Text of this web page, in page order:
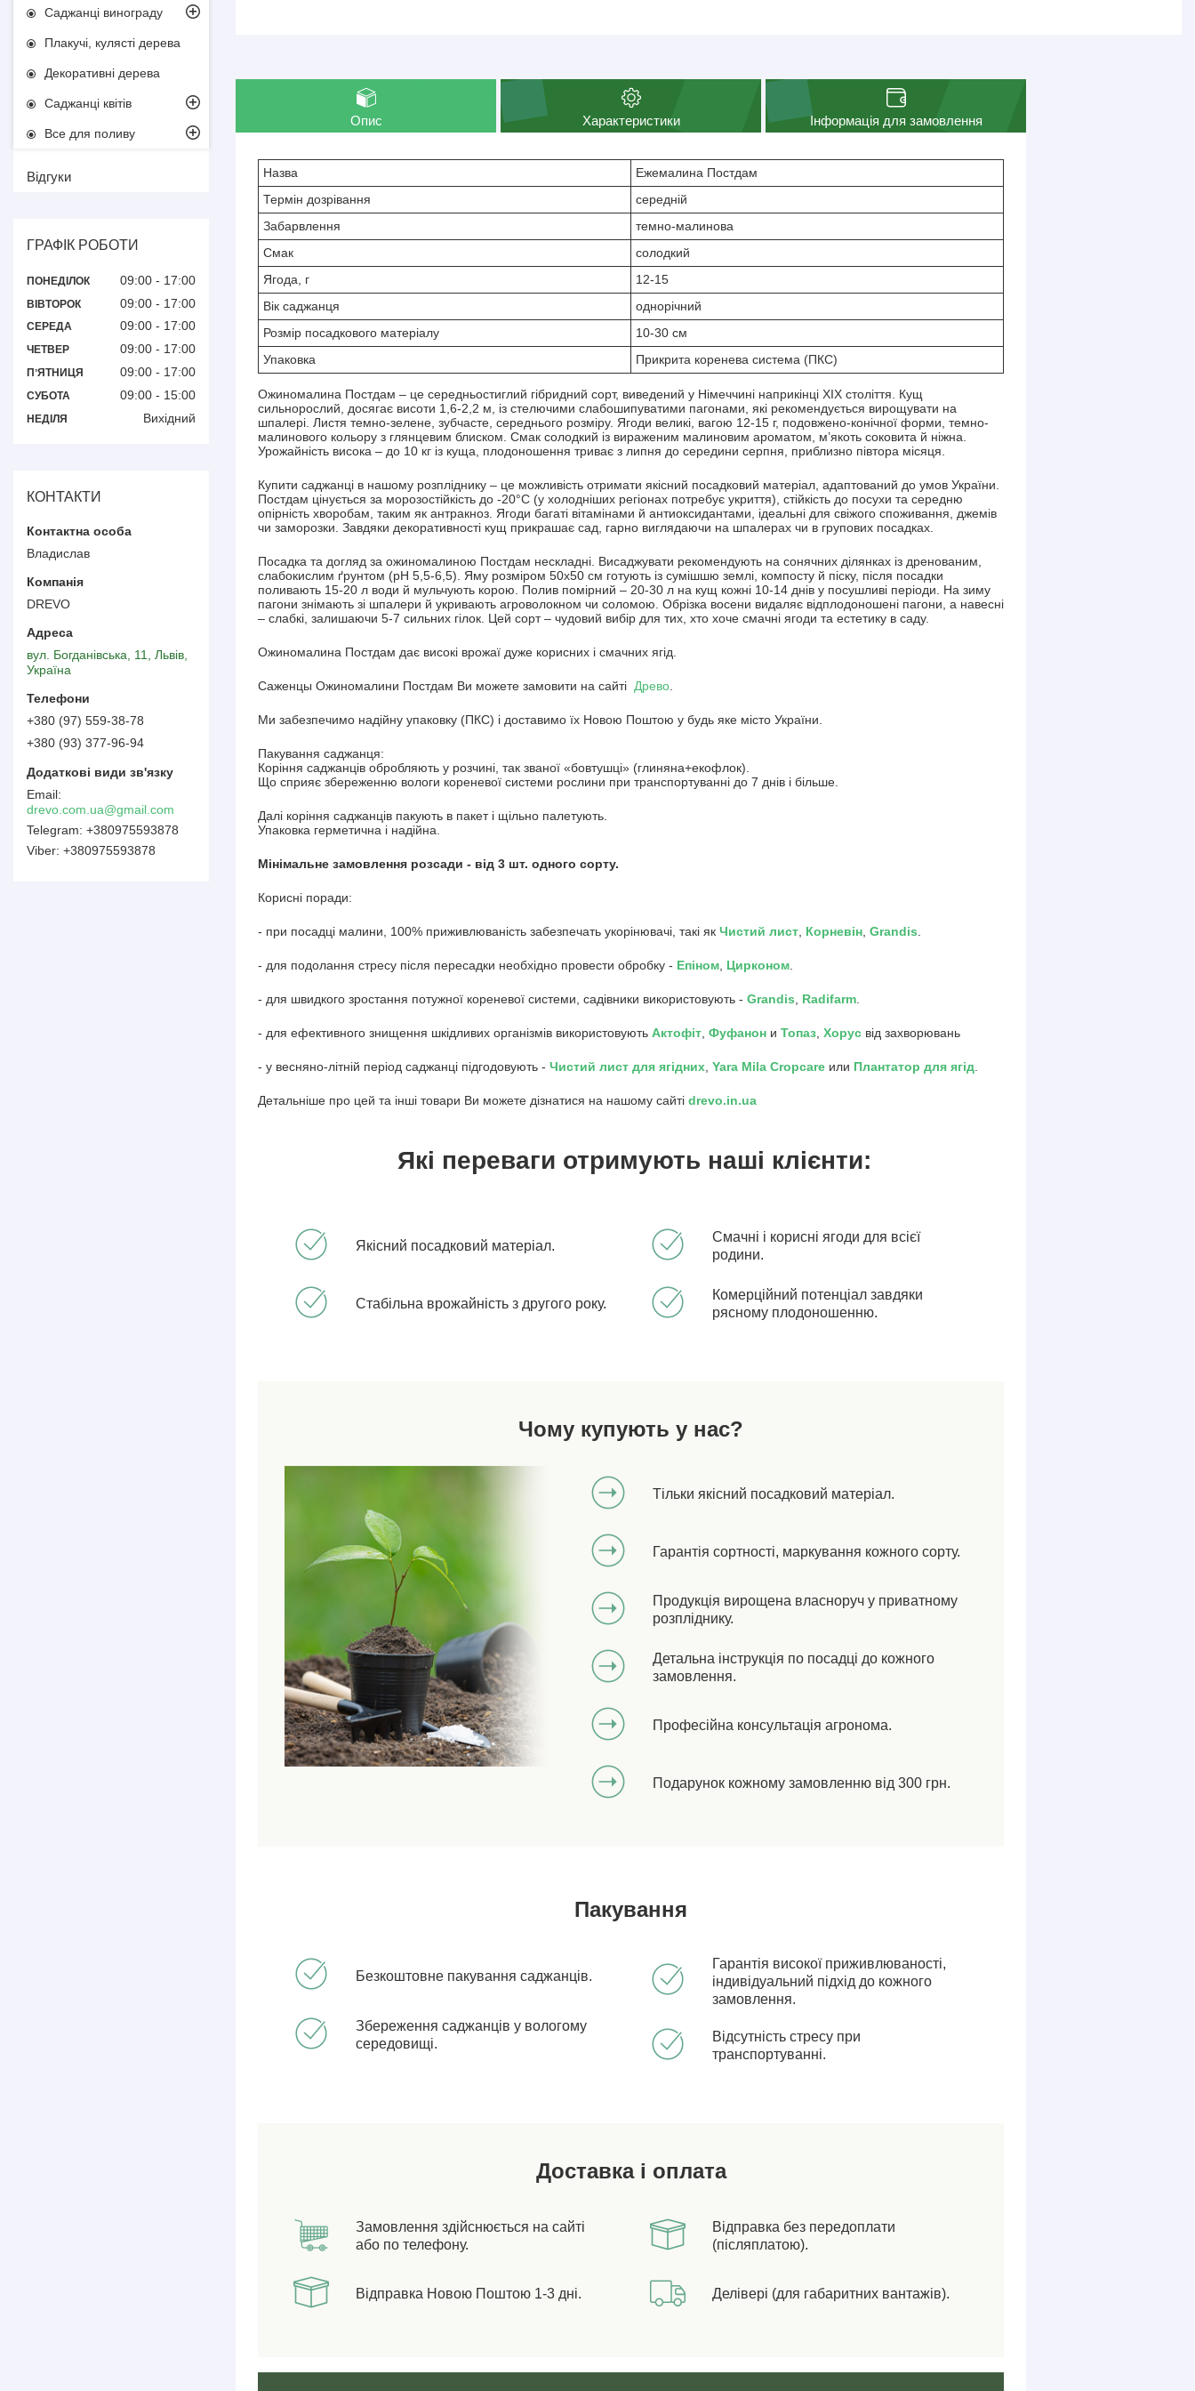
Опис Характеристики Інформація для замовлення
Назва
Ежемалина Постдам
Термін дозрівання
середній
Забарвлення
темно-малинова
Смак
солодкий
Ягода, г
12-15
Вік саджанця
однорічний
Розмір посадкового матеріалу
10-30 см
Упаковка
Прикрита коренева система (ПКС)
Ожиномалина Постдам – це середньостиглий гібридний сорт, виведений у Німеччині наприкінці XIX століття. Кущ
сильнорослий, досягає висоти 1,6-2,2 м, із стелючими слабошипуватими пагонами, які рекомендується вирощувати на
шпалері. Листя темно-зелене, зубчасте, середнього розміру. Ягоди великі, вагою 12-15 г, подовжено-конічної форми, темно-
малинового кольору з глянцевим блиском. Смак солодкий із вираженим малиновим ароматом, м’якоть соковита й ніжна.
Урожайність висока – до 10 кг із куща, плодоношення триває з липня до середини серпня, приблизно півтора місяця.
Купити саджанці в нашому розпліднику – це можливість отримати якісний посадковий матеріал, адаптований до умов України.
Постдам цінується за морозостійкість до -20°C (у холодніших регіонах потребує укриття), стійкість до посухи та середню
опірність хворобам, таким як антракноз. Ягоди багаті вітамінами й антиоксидантами, ідеальні для свіжого споживання, джемів
чи заморозки. Завдяки декоративності кущ прикрашає сад, гарно виглядаючи на шпалерах чи в групових посадках.
Посадка та догляд за ожиномалиною Постдам нескладні. Висаджувати рекомендують на сонячних ділянках із дренованим,
слабокислим ґрунтом (pH 5,5-6,5). Яму розміром 50х50 см готують із сумішшю землі, компосту й піску, після посадки
поливають 15-20 л води й мульчують корою. Полив помірний – 20-30 л на кущ кожні 10-14 днів у посушливі періоди. На зиму
пагони знімають зі шпалери й укривають агроволокном чи соломою. Обрізка восени видаляє відплодоношені пагони, а навесні
– слабкі, залишаючи 5-7 сильних гілок. Цей сорт – чудовий вибір для тих, хто хоче смачні ягоди та естетику в саду.
Ожиномалина Постдам дає високі врожаї дуже корисних і смачних ягід.
Саженцы Ожиномалини Постдам Ви можете замовити на сайті Древо.
Ми забезпечимо надійну упаковку (ПКС) і доставимо їх Новою Поштою у будь яке місто України.
Пакування саджанця:
Коріння саджанців обробляють у розчині, так званої «бовтушці» (глиняна+екофлок).
Що сприяє збереженню вологи кореневої системи рослини при транспортуванні до 7 днів і більше.
Далі коріння саджанців пакують в пакет і щільно палетують.
Упаковка герметична і надійна.
Мінімальне замовлення розсади - від 3 шт. одного сорту.
Корисні поради:
- при посадці малини, 100% приживлюваність забезпечать укорінювачі, такі як Чистий лист, Корневін, Grandis.
- для подолання стресу після пересадки необхідно провести обробку - Епіном, Цирконом.
- для швидкого зростання потужної кореневої системи, садівники використовують - Grandis, Radifarm.
- для ефективного знищення шкідливих організмів використовують Актофіт, Фуфанон и Топаз, Хорус від захворювань
- у весняно-літній період саджанці підгодовують - Чистий лист для ягідних, Yara Mila Cropcare или Плантатор для ягід.
Детальніше про цей та інші товари Ви можете дізнатися на нашому сайті drevo.in.ua
Які переваги отримують наші клієнти:
Якісний посадковий матеріал.
Стабільна врожайність з другого року.
Смачні і корисні ягоди для всієї
родини.
Комерційний потенціал завдяки
рясному плодоношенню.
Чому купують у нас?
Тільки якісний посадковий матеріал.
Гарантія сортності, маркування кожного сорту.
Продукція вирощена власноруч у приватному
розпліднику.
Детальна інструкція по посадці до кожного
замовлення.
Професійна консультація агронома.
Подарунок кожному замовленню від 300 грн.
Пакування
Безкоштовне пакування саджанців.
Збереження саджанців у вологому
середовищі.
Гарантія високої приживлюваності,
індивідуальний підхід до кожного
замовлення.
Відсутність стресу при
транспортуванні.
Доставка і оплата
Замовлення здійснюється на сайті
або по телефону.
Відправка Новою Поштою 1-3 дні.
Відправка без передоплати
(післяплатою).
Делівері (для габаритних вантажів).
Саджанці винограду
Плакучі, кулясті дерева
Декоративні дерева
Саджанці квітів
Все для поливу
Відгуки
ГРАФІК РОБОТИ
ПОНЕДІЛОК 09:00 17:00
ВІВТОРОК 09:00 17:00
СЕРЕДА 09:00 17:00
ЧЕТВЕР 09:00 17:00
ПʼЯТНИЦЯ 09:00 17:00
СУБОТА 09:00 15:00
НЕДІЛЯ Вихідний
КОНТАКТИ
Владислав
DREVO
вул. Богданівська, 11, Львів,
Україна
+380 (97) 559-38-78
+380 (93) 377-96-94
drevo.com.ua@gmail.com
+380975593878
+380975593878